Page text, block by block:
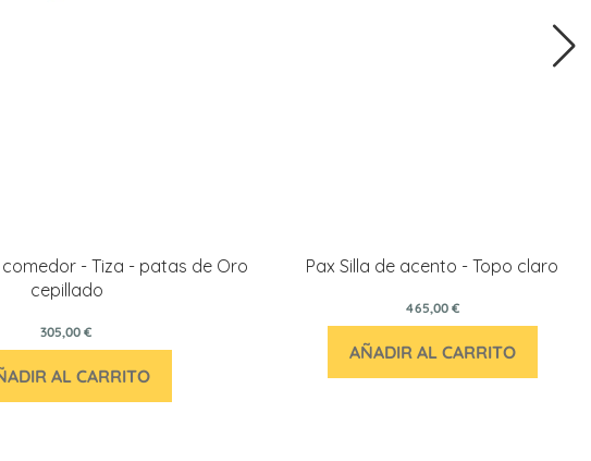
comedor - Tiza - patas de Oro
cepillado
305,00 €
AL CARRITO
Pax Silla de acento - Topo claro
465,00 €
AÑADIR AL CARRITO